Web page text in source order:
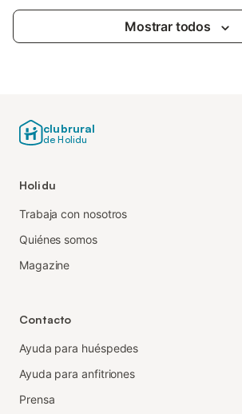
Mostrar todos
clubrural
de Holidu
Holidu
Trabaja con nosotros
Quiénes somos
Magazine
Contacto
Ayuda para huéspedes
Ayuda para anfitriones
Prensa